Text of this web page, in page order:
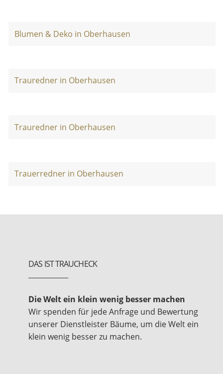
Blumen & Deko in Oberhausen
Trauredner in Oberhausen
Trauredner in Oberhausen
Trauerredner in Oberhausen
DAS IST TRAUCHECK
Die Welt ein klein wenig besser machen
Wir spenden für jede Anfrage und Bewertung
unserer Dienstleister Bäume, um die Welt ein
klein wenig besser zu machen.